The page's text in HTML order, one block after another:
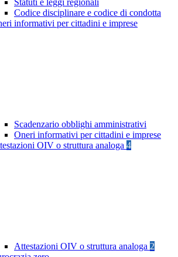
Statuti e leggi regionali
Codice disciplinare e codice di condotta
informativi per cittadini e imprese
Scadenzario obblighi amministrativi
Oneri informativi per cittadini e imprese
OIV o struttura analoga 4
Attestazioni OIV o struttura analoga 2